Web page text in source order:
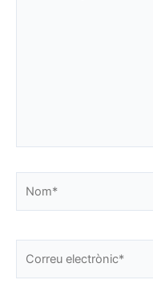
electrònic*